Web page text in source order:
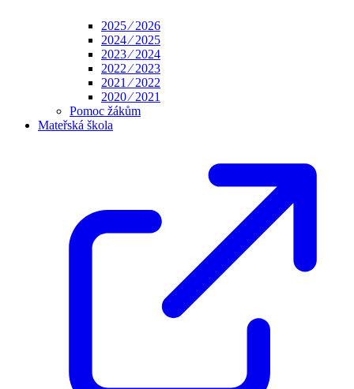
2025 ⁄ 2026
2024 ⁄ 2025
2023 ⁄ 2024
2022 ⁄ 2023
2021 ⁄ 2022
2020 ⁄ 2021
Pomoc žákům
Mateřská škola